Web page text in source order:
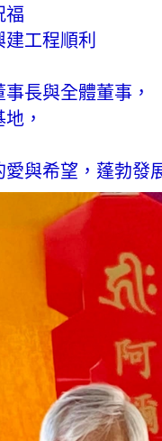
福
工程順利
長與全體董事，
，
與希望，蓬勃發